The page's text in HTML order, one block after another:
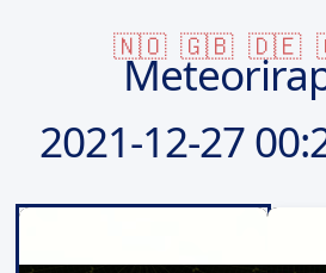
🇳🇴 🇬🇧 🇩🇪
2021-12-27